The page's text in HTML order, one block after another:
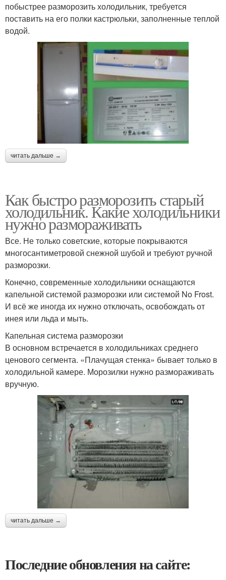
побыстрее разморозить холодильник, требуется
поставить на его полки кастрюльки, заполненные теплой
водой.
читать дальше →
Как быстро разморозить старый
холодильник. Какие холодильники
нужно размораживать
Все. Не только советские, которые покрываются
многосантиметровой снежной шубой и требуют ручной
разморозки.
Конечно, современные холодильники оснащаются
капельной системой разморозки или системой No Frost.
И всё же иногда их нужно отключать, освобождать от
инея или льда и мыть.
Капельная система разморозки
В основном встречается в холодильниках среднего
ценового сегмента. «Плачущая стенка» бывает только в
холодильной камере. Морозилки нужно размораживать
вручную.
читать дальше →
Последние обновления на сайте: